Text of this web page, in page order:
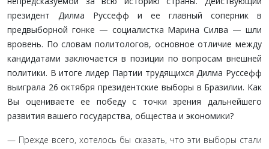
президент Дилма Руссефф и ее главный соперник в
предвыборной гонке — социалистка Марина Силва — шли
вровень. По словам политологов, основное отличие между
кандидатами заключается в позиции по вопросам внешней
политики. В итоге лидер Партии трудящихся Дилма Руссефф
выиграла 26 октября президентские вы­боры в Бразилии. Как
Вы оцениваете ее победу с точки зрения дальнейшего
развития вашего государства, обще­ства и экономики?
— Прежде всего, хотелось бы сказать, что эти выборы стали